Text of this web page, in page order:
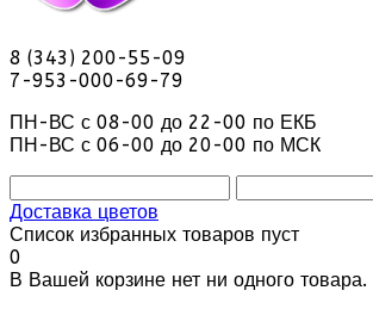
8 (343) 200-55-09
7-953-000-69-79
ПН-ВС с 08-00 до 22-00 по ЕКБ
ПН-ВС с 06-00 до 20-00 по МСК
Доставка цветов
Список избранных товаров пуст
0
В Вашей корзине нет ни одного товара.